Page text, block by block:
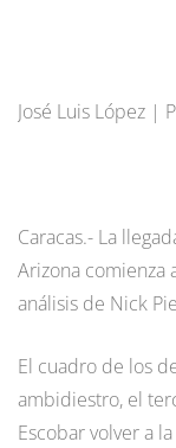
José Luis López |
Caracas.- La
Arizona comienza
análisis de Nick
El cuadro de los
ambidiestro, el
Escobar volver a